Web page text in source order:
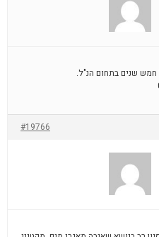
חמש שנים בתחום הנ"ל.
#19766